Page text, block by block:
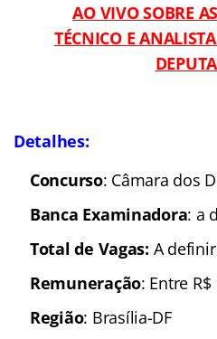
AO VIVO SOBRE
TÉCNICO E
Detalhes:
Concurso: Câmara dos
Banca Examinadora: a
Total de Vagas: A definir
Remuneração: Entre
Região: Brasília-DF